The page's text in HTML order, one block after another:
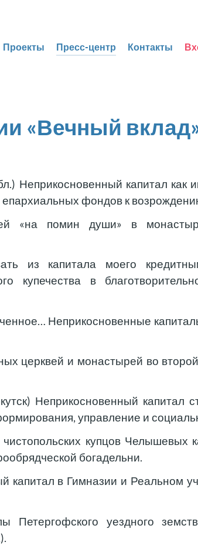
Проекты Пресс-центр Контакты
«Вечный
Неприкосновенный капитал как
фондов к
«на помин души» в
из капитала моего
купечества в
Неприкосновенные
церквей и монастырей во
Неприкосновенный капитал
управление и
купцов Челышевых
богадельни.
капитал в Гимназии и Реальном
Петергофского уездного